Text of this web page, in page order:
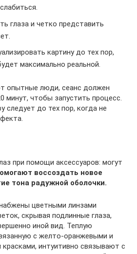
глаза и четко представить
картину до тех пор,
максимально реальной.
опытные люди, сеанс должен
минут, чтобы запустить процесс.
следует до тех пор, когда не
при помощи аксессуаров: могут
воссоздать новое
тона радужной оболочки.
цветными линзами
скрывая подлинные глаза,
иной вид. Теплую
с желто-оранжевыми и
интуитивно связывают с